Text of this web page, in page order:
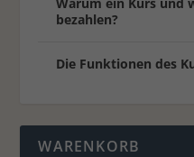
bezahlen?
Die Funktionen des
WARENKORB